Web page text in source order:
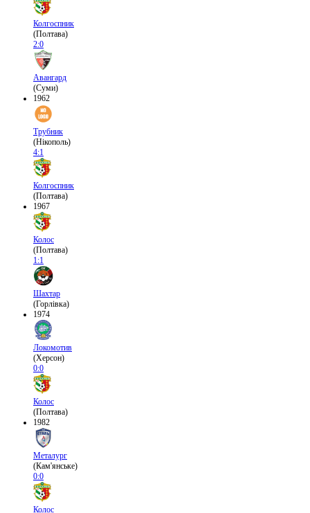
Колгоспник
(Полтава)
2:0
Авангард
(Суми)
1962
Трубник
(Нікополь)
4:1
Колгоспник
(Полтава)
1967
Колос
(Полтава)
1:1
Шахтар
(Горлівка)
1974
Локомотив
(Херсон)
0:0
Колос
(Полтава)
1982
Металург
(Кам'янське)
0:0
Колос